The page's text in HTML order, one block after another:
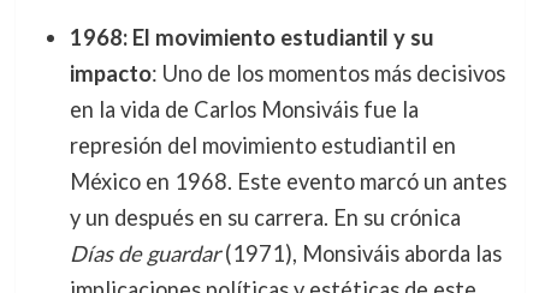
1968: El movimiento estudiantil y su
impacto: Uno de los momentos más decisivos
en la vida de Carlos Monsiváis fue la
represión del movimiento estudiantil en
México en 1968. Este evento marcó un antes
y un después en su carrera. En su crónica
Días de guardar(1971), Monsiváis aborda las